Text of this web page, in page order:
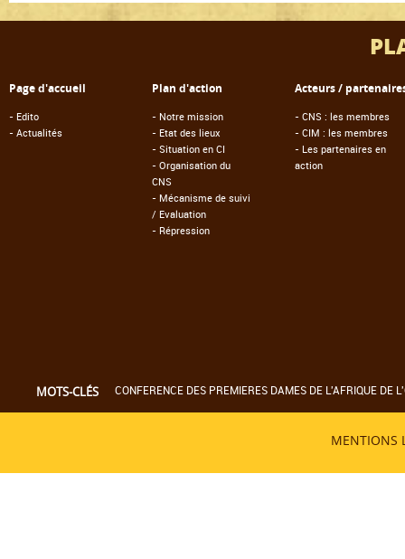
Page d'accueil
- Edito
- Actualités
Plan d'action
- Notre mission
- Etat des lieux
- Situation en CI
- Organisation du
CNS
- Mécanisme de suivi
/ Evaluation
- Répression
Acteurs /
- CNS : les membres
- CIM : les membres
- Les partenaires en
action
MOTS-CLÉS CONFERENCE DES PREMIERES DAMES DE L'AFRIQUE DE
MENTIONS